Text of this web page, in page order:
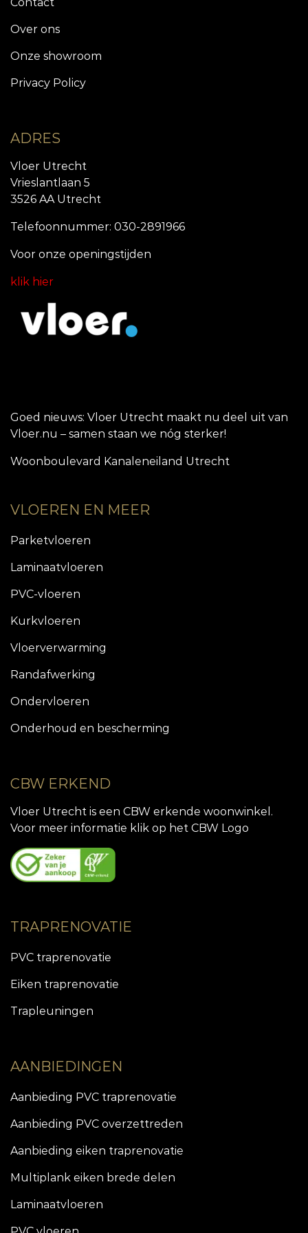
Over ons
Onze showroom
Privacy Policy
ADRES
Vloer Utrecht
Vrieslantlaan 5
3526 AA Utrecht
Telefoonnummer: 030-2891966
Voor onze openingstijden
klik hier
Goed nieuws: Vloer Utrecht maakt nu deel uit van
Vloer.nu – samen staan we nóg sterker!
Woonboulevard Kanaleneiland Utrecht
VLOEREN EN MEER
Parketvloeren
Laminaatvloeren
PVC-vloeren
Kurkvloeren
Vloerverwarming
Randafwerking
Ondervloeren
Onderhoud en bescherming
CBW ERKEND
Vloer Utrecht is een CBW erkende woonwinkel.
Voor meer informatie klik op het CBW Logo
TRAPRENOVATIE
PVC traprenovatie
Eiken traprenovatie
Trapleuningen
AANBIEDINGEN
Aanbieding PVC traprenovatie
Aanbieding PVC overzettreden
Aanbieding eiken traprenovatie
Multiplank eiken brede delen
Laminaatvloeren